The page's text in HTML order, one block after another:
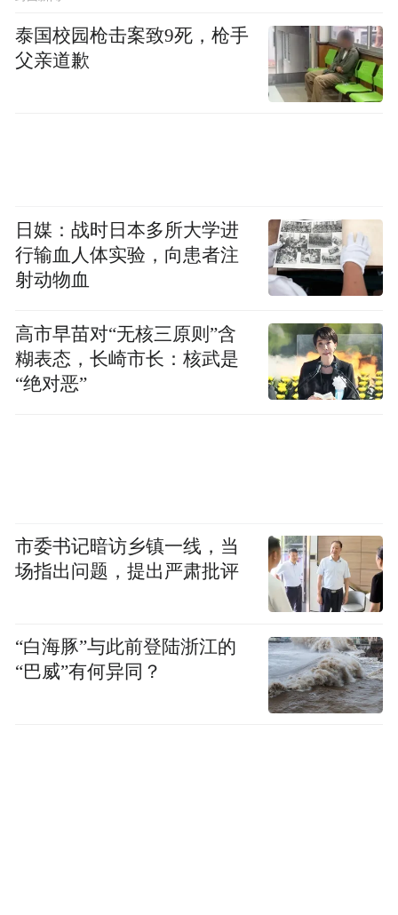
泰国校园枪击案致9死，枪手
父亲道歉
日媒：战时日本多所大学进
行输血人体实验，向患者注
射动物血
高市早苗对“无核三原则”含
糊表态，长崎市长：核武是
“绝对恶”
市委书记暗访乡镇一线，当
场指出问题，提出严肃批评
“白海豚”与此前登陆浙江的
“巴威”有何异同？